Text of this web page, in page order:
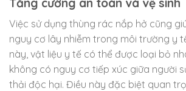
Tăng cường an toàn và vệ sinh
Việc sử dụng thùng rác nắp hở cũng
nguy cơ lây nhiễm trong môi trường y
này, vật liệu y tế có thể được loại bỏ
không có nguy cơ tiếp xúc giữa người
thải độc hại. Điều này đặc biệt quan